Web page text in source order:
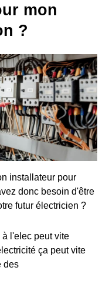
mon
?
installateur pour
donc besoin d'être
futur électricien ?
l'elec peut vite
ça peut vite
des